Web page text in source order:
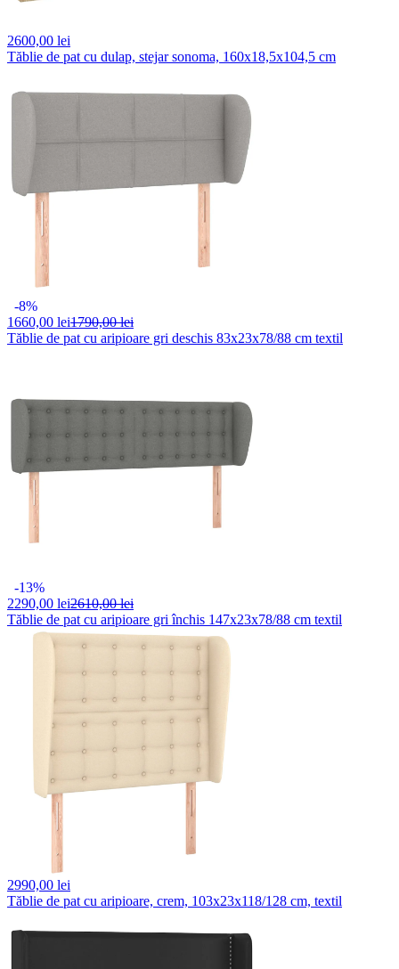
2600,00 lei
Tăblie de pat cu dulap, stejar sonoma, 160x18,5x104,5 cm
-8%
1660,00 lei1790,00 lei
Tăblie de pat cu aripioare gri deschis 83x23x78/88 cm textil
-13%
2290,00 lei2610,00 lei
Tăblie de pat cu aripioare gri închis 147x23x78/88 cm textil
2990,00 lei
Tăblie de pat cu aripioare, crem, 103x23x118/128 cm, textil